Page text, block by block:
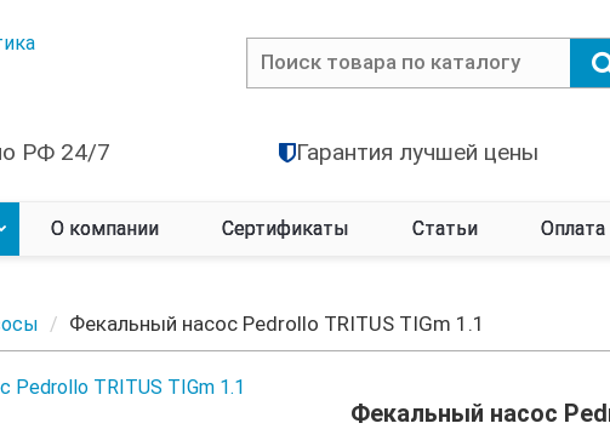
РФ 24/7 Гарантия лучшей цены
О компании Сертификаты Статьи
Фекальный насос Pedrollo TRITUS TIGm 1.1
Фекальный насос